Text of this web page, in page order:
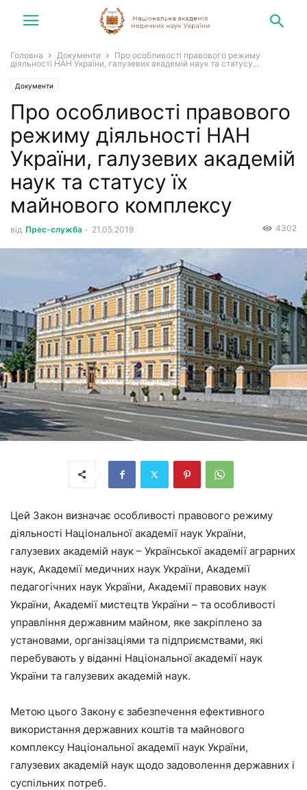
Головна Документи
Про особливості правового режиму
діяльності НАН України, галузевих академій наук та статусу...
Документи
Про особливості правового
режиму діяльності НАН
України, галузевих академій
наук та статусу їх
майнового комплексу
від Прес-служба - 21.05.2019 4302
Цей Закон визначає особливості правового режиму
діяльності Національної академії наук України,
галузевих академій наук – Української академії аграрних
наук, Академії медичних наук України, Академії
педагогічних наук України, Академії правових наук
України, Академії мистецтв України – та особливості
управління державним майном, яке закріплено за
установами, організаціями та підприємствами, які
перебувають у віданні Національної академії наук
України та галузевих академій наук.
Метою цього Закону є забезпечення ефективного
використання державних коштів та майнового
комплексу Національної академії наук України,
галузевих академій наук щодо задоволення державних і
суспільних потреб.